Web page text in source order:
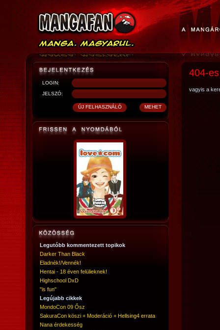
LOGIN:
JELSZÓ:
Legutóbb kommentezett topikok
Darker Than Black
Eladnék!/Vennék!
Hentai - 18 éven felülieknek!
Highschool DxD
"is fun"
Legújabb cikkek
MondoCon 09 Ősz
SakuraCon köszi + Moderáció + Hellsing4 errata
Nana érdekesség
404-
vagyis a